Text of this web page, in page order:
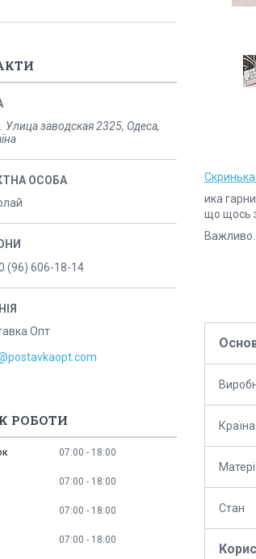
Скринька
ика
що щось
Важливо.
Стан
Улица заводская 2325, Одеса,
(96) 606-18-14
Опт
РОБОТИ
07:00 18:00
07:00 18:00
07:00 18:00
07:00 18:00